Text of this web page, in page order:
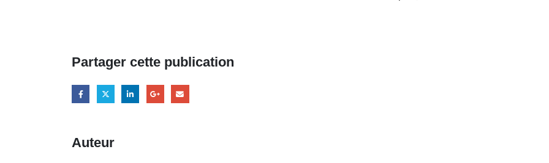
Partager cette publication
Auteur